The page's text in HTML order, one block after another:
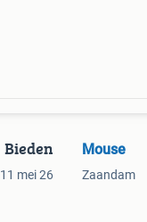
Bieden
11 mei 26
Mouse
Zaandam